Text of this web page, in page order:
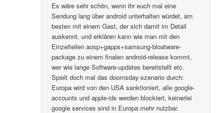
Es wäre sehr schön, wenn ihr euch mal eine
Sendung lang über android unterhalten würdet, am
besten mit einem Gast, der sich damit im Detail
auskennt, und erklären kann wie man mit den
Einzelteilen aosp+gapps+samsung-bloatware-
package zu einem finalen android-release kommt,
wer wie lange Software-updates bereitstellt etc.
Spielt doch mal das doomsday-szenario durch:
Europa wird von den USA sanktioniert, alle google-
accounts und apple-ids werden blockiert, keinerlei
google services sind in Europa mehr nutzbar.